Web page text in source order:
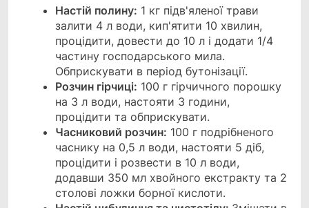
Настій полину: 1 кг підв'яленої трави
залити 4 л води, кип'ятити 10 хвилин,
процідити, довести до 10 л і додати 1/4
частину господарського мила.
Обприскувати в період бутонізації.
Розчин гірчиці: 100 г гірчичного порошку
на 3 л води, настояти 3 години,
процідити та обприскувати.
Часниковий розчин: 100 г подрібненого
часнику на 0,5 л води, настояти 5 діб,
процідити і розвести в 10 л води,
додавши 350 мл хвойного екстракту та 2
столові ложки борної кислоти.